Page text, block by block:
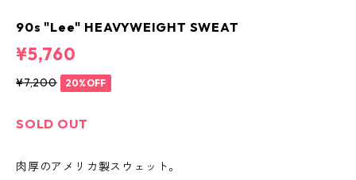
90s "Lee" HEAVYWEIGHT SWEAT
¥5,760
¥7,200 20%OFF
SOLD OUT
肉厚のアメリカ製スウェット。